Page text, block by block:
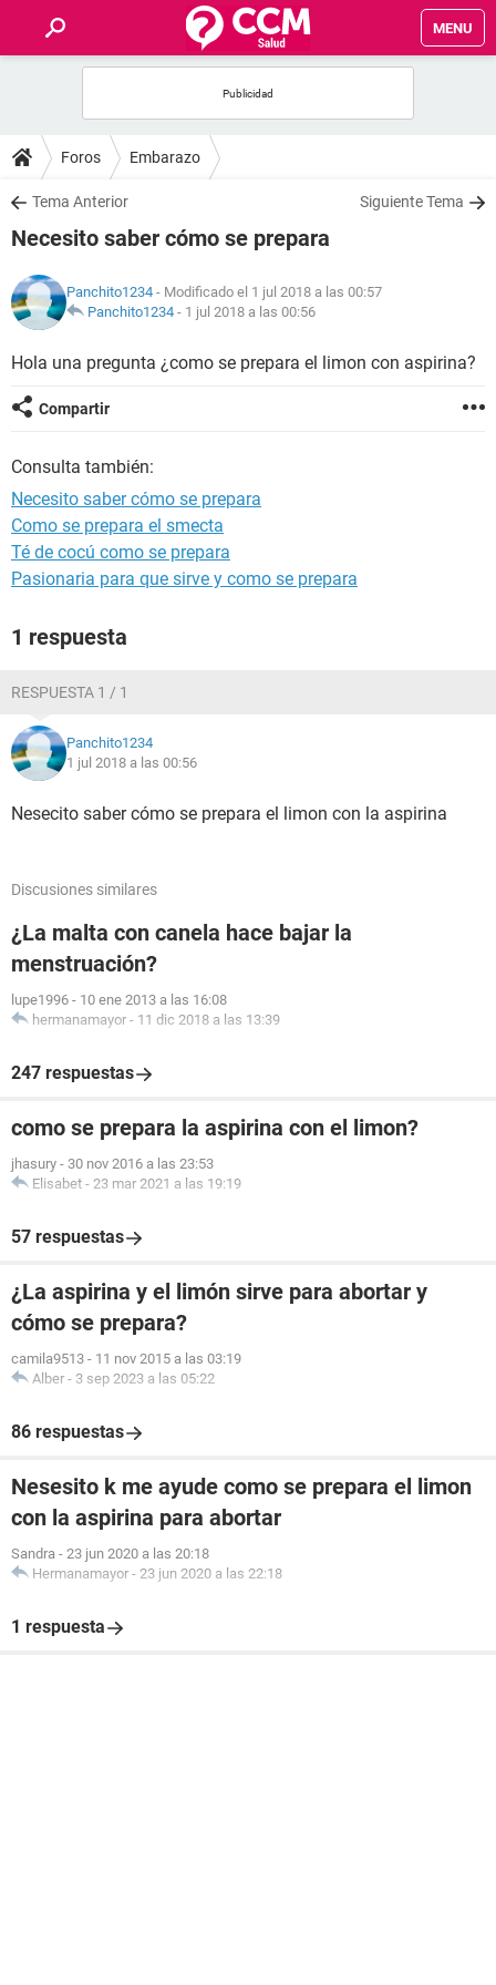
MENU
FOROS
SALUD
NUTRICIÓN
BIENESTAR
SEXUALIDAD
Foros Embarazo
Tema Anterior Siguiente Tema
Necesito saber cómo se prepara
Panchito1234 - Modificado el 1 jul 2018 a las 00:57
Panchito1234 - 1 jul 2018 a las 00:56
Hola una pregunta ¿como se prepara el limon con aspirina?
Compartir
Consulta también:
Necesito saber cómo se prepara
Como se prepara el smecta
Té de cocú como se prepara
Pasionaria para que sirve y como se prepara
1 respuesta
RESPUESTA 1 / 1
Panchito1234
1 jul 2018 a las 00:56
Nesecito saber cómo se prepara el limon con la aspirina
Discusiones similares
¿La malta con canela hace bajar la
menstruación?
lupe1996 - 10 ene 2013 a las 16:08
hermanamayor - 11 dic 2018 a las 13:39
247 respuestas
como se prepara la aspirina con el limon?
jhasury - 30 nov 2016 a las 23:53
Elisabet - 23 mar 2021 a las 19:19
57 respuestas
¿La aspirina y el limón sirve para abortar y
cómo se prepara?
camila9513 - 11 nov 2015 a las 03:19
Alber - 3 sep 2023 a las 05:22
86 respuestas
Nesesito k me ayude como se prepara el limon
con la aspirina para abortar
Sandra - 23 jun 2020 a las 20:18
Hermanamayor - 23 jun 2020 a las 22:18
1 respuesta